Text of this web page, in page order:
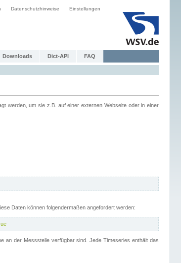
Datenschutzhinweise Einstellungen
Downloads Dict-API FAQ
werden, um sie z.B. auf einer externen Webseite oder in einer
Daten können folgendermaßen angefordert werden:
an der Messstelle verfügbar sind. Jede Timeseries enthält das